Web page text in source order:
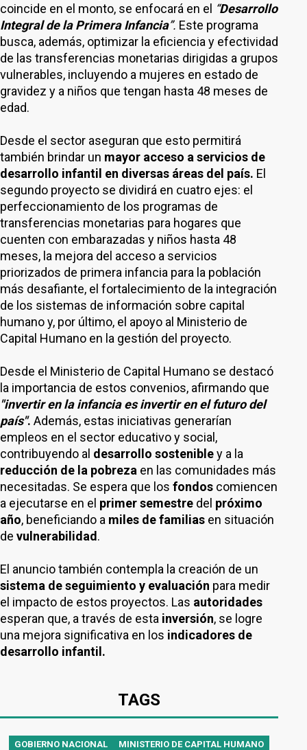
coincide en el monto, se enfocará en el “Desarrollo
Integral de la Primera Infancia”. Este programa
busca, además, optimizar la eficiencia y efectividad
de las transferencias monetarias dirigidas a grupos
vulnerables, incluyendo a mujeres en estado de
gravidez y a niños que tengan hasta 48 meses de
edad.
Desde el sector aseguran que esto permitirá
también brindar un mayor acceso a servicios de
desarrollo infantil en diversas áreas del país. El
segundo proyecto se dividirá en cuatro ejes: el
perfeccionamiento de los programas de
transferencias monetarias para hogares que
cuenten con embarazadas y niños hasta 48
meses, la mejora del acceso a servicios
priorizados de primera infancia para la población
más desafiante, el fortalecimiento de la integración
de los sistemas de información sobre capital
humano y, por último, el apoyo al Ministerio de
Capital Humano en la gestión del proyecto.
Desde el Ministerio de Capital Humano se destacó
la importancia de estos convenios, afirmando que
"invertir en la infancia es invertir en el futuro del
país". Además, estas iniciativas generarían
empleos en el sector educativo y social,
contribuyendo al desarrollo sostenibley a la
reducción de la pobreza en las comunidades más
necesitadas. Se espera que los fondos comiencen
a ejecutarse en el primer semestre del próximo
año, beneficiando a miles de familias en situación
de vulnerabilidad .
El anuncio también contempla la creación de un
sistema de seguimiento y evaluación para medir
el impacto de estos proyectos. Las autoridades
esperan que, a través de esta inversión, se logre
una mejora significativa en los indicadores de
desarrollo infantil.
TAGS
GOBIERNO NACIONAL MINISTERIO DE CAPITAL HUMANO